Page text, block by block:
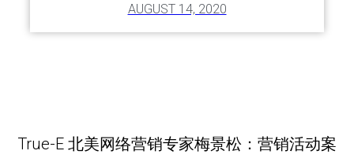
AUGUST 14, 2020
True-E 北美网络营销专家梅景松：营销活动案